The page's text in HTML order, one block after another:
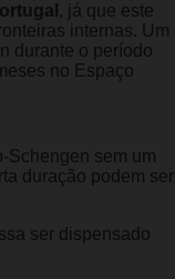
, já que este
internas. Um
durante o período
no Espaço
Schengen sem um
duração podem ser
ser dispensado